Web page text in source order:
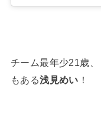
チーム最年少21歳
もある浅見めい ！